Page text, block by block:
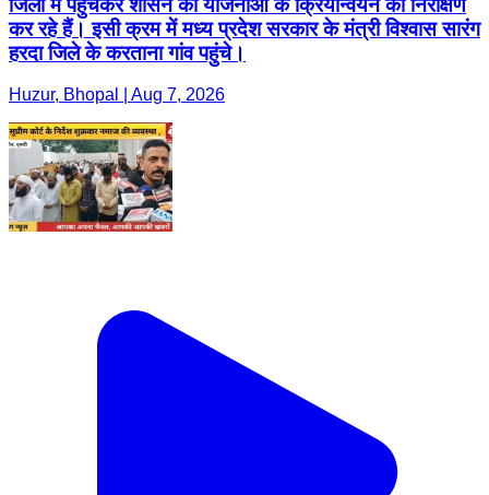
जिलों में पहुंचकर शासन की योजनाओं के क्रियान्वयन का निरीक्षण
कर रहे हैं। इसी क्रम में मध्य प्रदेश सरकार के मंत्री विश्वास सारंग
हरदा जिले के करताना गांव पहुंचे।
Huzur, Bhopal | Aug 7, 2026